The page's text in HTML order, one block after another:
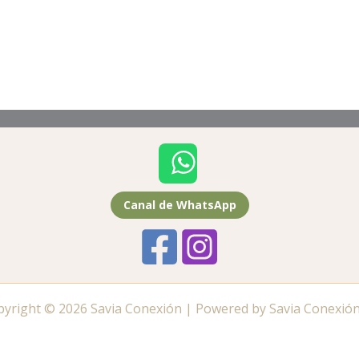
Canal de WhatsApp
© 2026 Savia Conexión | Powered by Savia